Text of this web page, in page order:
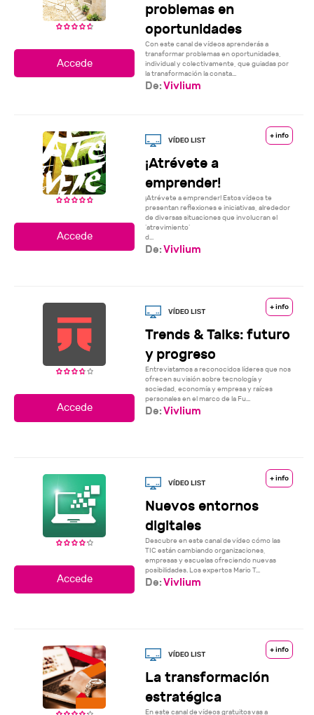
problemas en
oportunidades
Con este canal de vídeos aprenderás a
transformar problemas en oportunidades,
individual y colectivamente, que guiadas por
la transformación la consta...
De:Vivlium
+ info
¡Atrévete a
emprender!
¡Atrévete a emprender! Estos vídeos te
presentan reflexiones e iniciativas, alrededor
de diversas situaciones que involucran el
‘atrevimiento’
d...
De:Vivlium
+ info
Trends & Talks: futuro
y progreso
Entrevistamos a reconocidos líderes que nos
ofrecen su visión sobre tecnología y
sociedad, economía y empresa y raíces
personales en el marco de la Fu...
De:Vivlium
+ info
Nuevos entornos
digitales
Descubre en este canal de vídeo cómo las
TIC están cambiando organizaciones,
empresas y escuelas ofreciendo nuevas
posibilidades. Los expertos Mario T...
De:Vivlium
+ info
La transformación
estratégica
En este canal de vídeos gratuitos vas a